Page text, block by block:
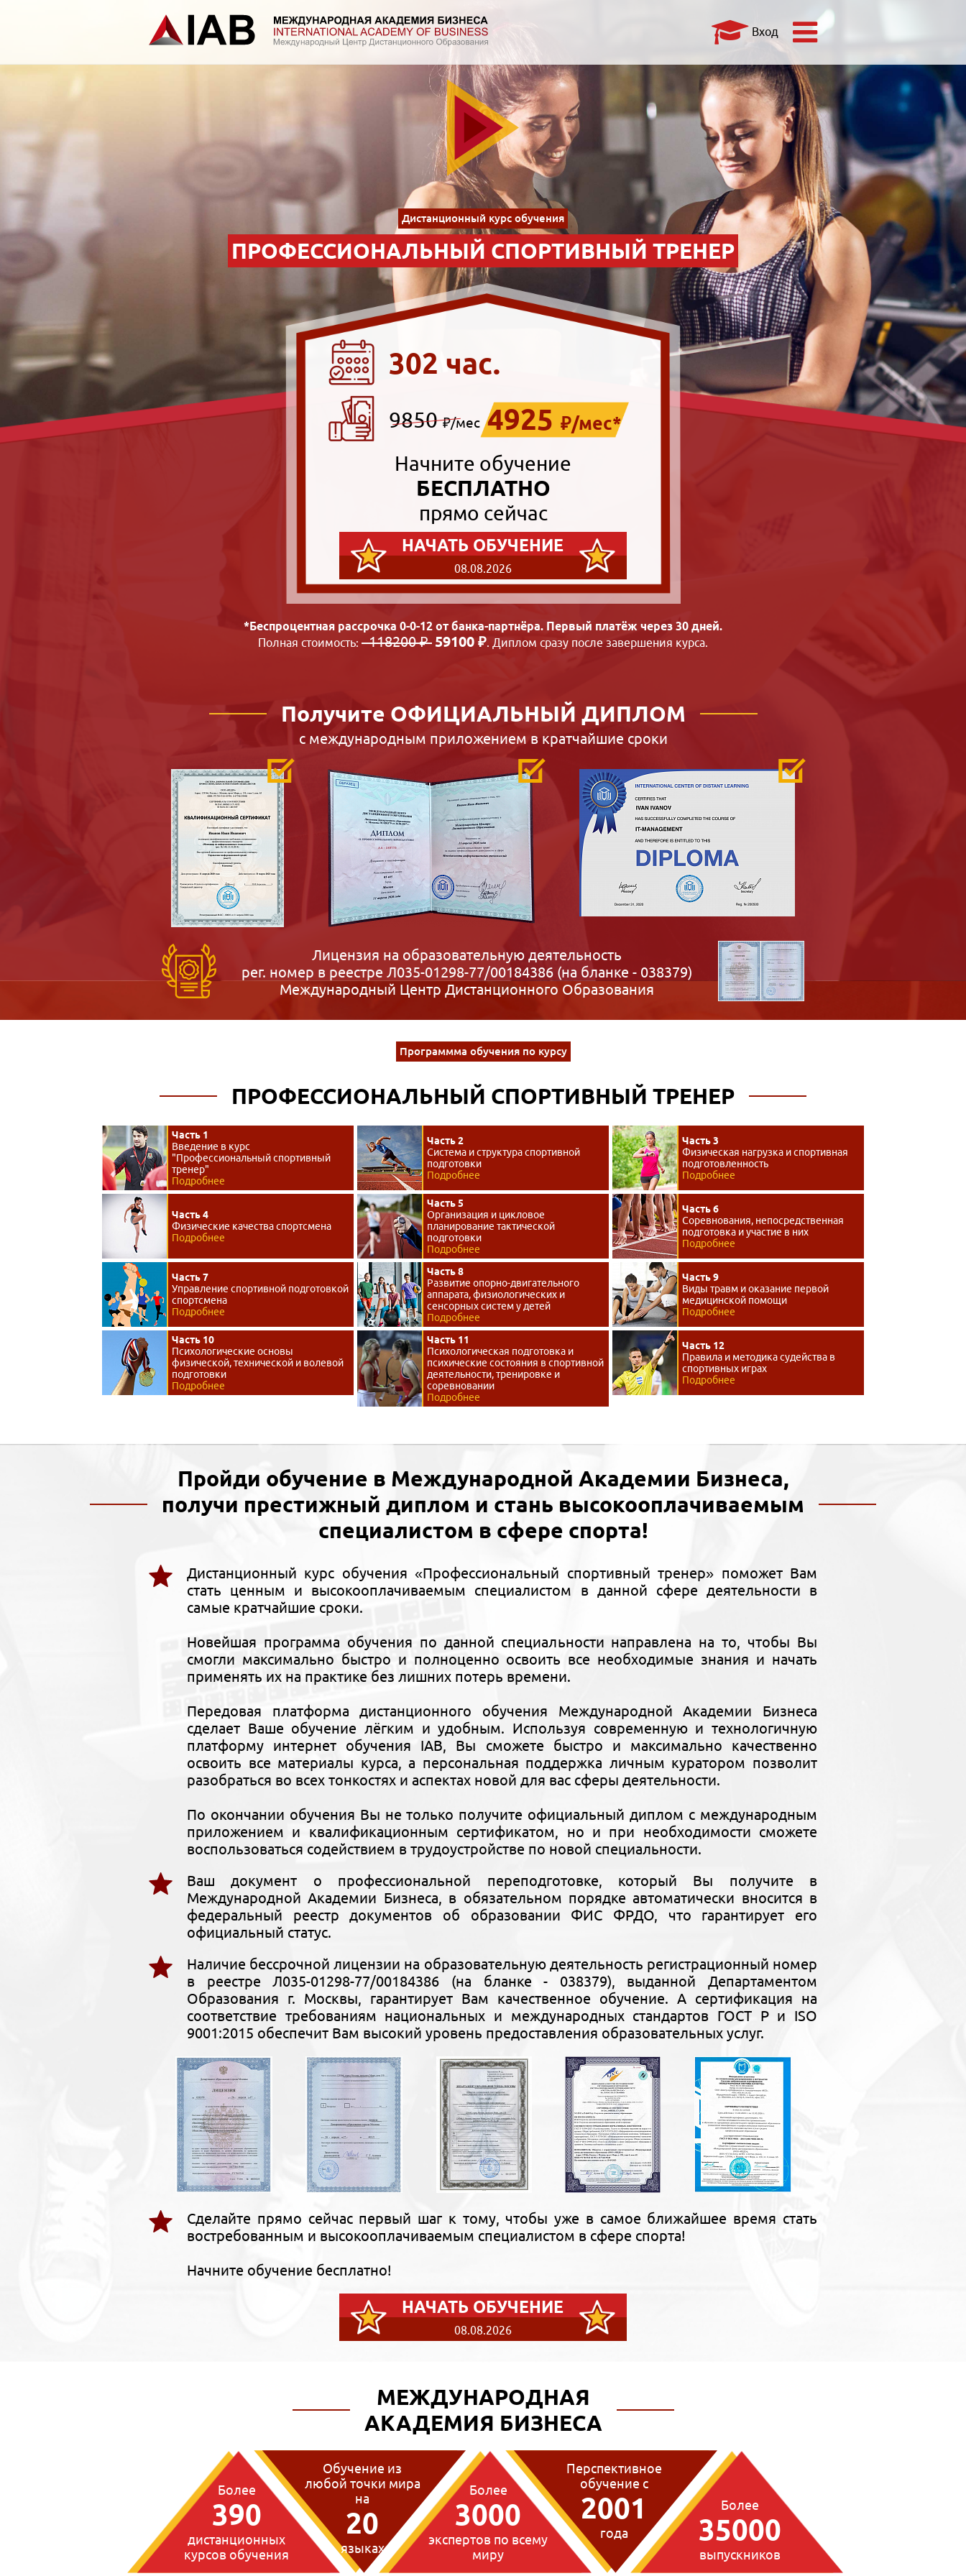
Вход
Дистанционный курс обучения
ПРОФЕССИОНАЛЬНЫЙ СПОРТИВНЫЙ ТРЕНЕР
302 час.
9850₽/мес 4925 ₽/мес*
Начните обучение
БЕСПЛАТНО
прямо сейчас
НАЧАТЬ ОБУЧЕНИЕ
08.08.2026
*Беспроцентная рассрочка 0-0-12 от банка-партнёра. Первый платёж через 30 дней.
Полная стоимость: 118200 ₽59100 ₽. Диплом сразу после завершения курса.
Получите ОФИЦИАЛЬНЫЙ ДИПЛОМ
с международным приложением в кратчайшие сроки
Лицензия на образовательную деятельность
рег. номер в реестре Л035-01298-77/00184386 (на бланке - 038379)
Международный Центр Дистанционного Образования
Программма обучения по курсу
ПРОФЕССИОНАЛЬНЫЙ СПОРТИВНЫЙ ТРЕНЕР
Часть 1
Введение в курс
"Профессиональный спортивный
тренер"
Подробнее
Часть 2
Система и структура спортивной
подготовки
Подробнее
Часть 3
Физическая нагрузка и спортивная
подготовленность
Подробнее
Часть 4
Физические качества спортсмена
Подробнее
Часть 5
Организация и цикловое
планирование тактической
подготовки
Подробнее
Часть 6
Соревнования, непосредственная
подготовка и участие в них
Подробнее
Часть 7
Управление спортивной подготовкой
спортсмена
Подробнее
Часть 8
Развитие опорно-двигательного
аппарата, физиологических и
сенсорных систем у детей
Подробнее
Часть 9
Виды травм и оказание первой
медицинской помощи
Подробнее
Часть 10
Психологические основы
физической, технической и волевой
подготовки
Подробнее
Часть 11
Психологическая подготовка и
психические состояния в спортивной
деятельности, тренировке и
соревновании
Подробнее
Часть 12
Правила и методика судейства в
спортивных играх
Подробнее
Пройди обучение в Международной Академии Бизнеса,
получи престижный диплом и стань высокооплачиваемым
специалистом в сфере спорта!
Дистанционный курс обучения «Профессиональный спортивный тренер» поможет Вам
стать ценным и высокооплачиваемым специалистом в данной сфере деятельности в
самые кратчайшие сроки.
Новейшая программа обучения по данной специальности направлена на то, чтобы Вы
смогли максимально быстро и полноценно освоить все необходимые знания и начать
применять их на практике без лишних потерь времени.
Передовая платформа дистанционного обучения Международной Академии Бизнеса
сделает Ваше обучение лёгким и удобным. Используя современную и технологичную
платформу интернет обучения IAB, Вы сможете быстро и максимально качественно
освоить все материалы курса, а персональная поддержка личным куратором позволит
разобраться во всех тонкостях и аспектах новой для вас сферы деятельности.
По окончании обучения Вы не только получите официальный диплом с международным
приложением и квалификационным сертификатом, но и при необходимости сможете
воспользоваться содействием в трудоустройстве по новой специальности.
Ваш документ о профессиональной переподготовке, который Вы получите в
Международной Академии Бизнеса, в обязательном порядке автоматически вносится в
федеральный реестр документов об образовании ФИС ФРДО, что гарантирует его
официальный статус.
Наличие бессрочной лицензии на образовательную деятельность регистрационный номер
в реестре Л035-01298-77/00184386 (на бланке - 038379), выданной Департаментом
Образования г. Москвы, гарантирует Вам качественное обучение. А сертификация на
соответствие требованиям национальных и международных стандартов ГОСТ Р и ISO
9001:2015 обеспечит Вам высокий уровень предоставления образовательных услуг.
Сделайте прямо сейчас первый шаг к тому, чтобы уже в самое ближайшее время стать
востребованным и высокооплачиваемым специалистом в сфере спорта!
Начните обучение бесплатно!
НАЧАТЬ ОБУЧЕНИЕ
08.08.2026
МЕЖДУНАРОДНАЯ
АКАДЕМИЯ БИЗНЕСА
Более
390
дистанционных
курсов обучения
Обучение из
любой точки мира
на
20
языках
Более
3000
экспертов по всему
миру
Перспективное
обучение с
2001
года
Более
35000
выпускников